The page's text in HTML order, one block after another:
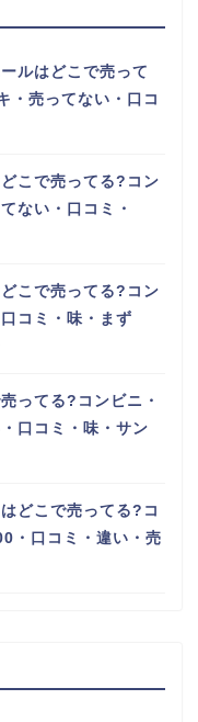
ルはどこで売って
・売ってない・口コ
こで売ってる?コン
ない・口コミ・
こで売ってる?コン
コミ・味・まず
ってる?コンビニ・
口コミ・味・サン
どこで売ってる?コ
・口コミ・違い・売